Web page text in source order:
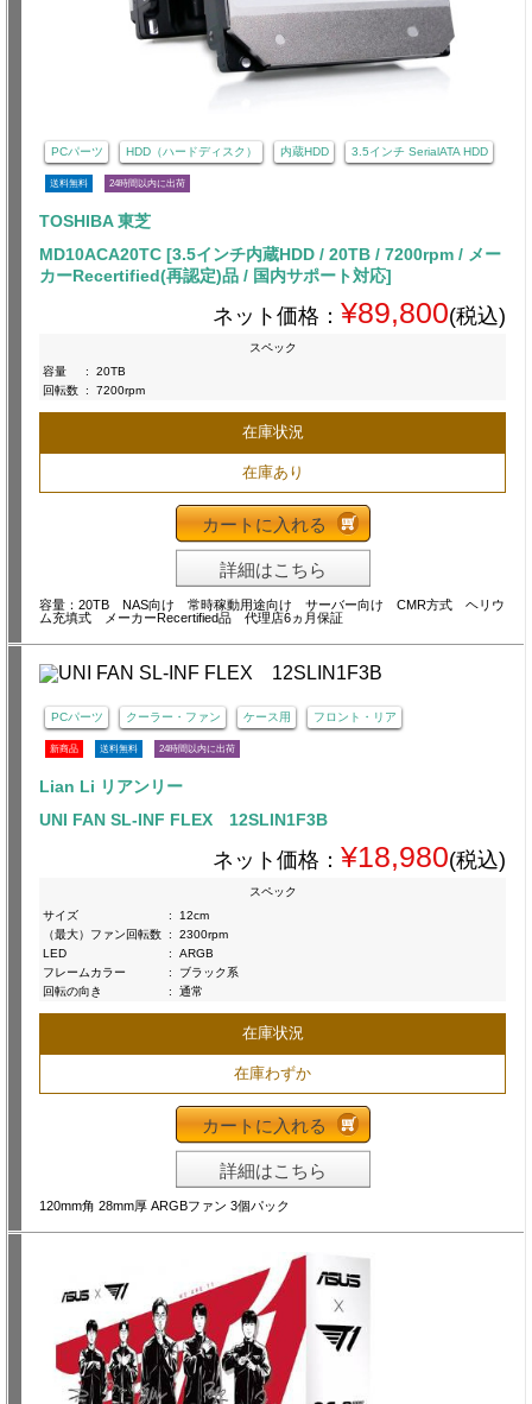
PCパーツ HDD（ハードディスク） 内蔵HDD 3.5インチ SerialATA HDD
送料無料 24時間以内に出荷
TOSHIBA 東芝
MD10ACA20TC [3.5インチ内蔵HDD / 20TB / 7200rpm / メー
カーRecertified(再認定)品 / 国内サポート対応]
ネット価格： ¥89,800(税込)
スペック
容量
:
20TB
回転数 : 7200rpm
在庫状況
在庫あり
カートに入れる
詳細はこちら
容量：20TB NAS向け 常時稼動用途向け サーバー向け CMR方式 ヘリウ
ム充填式 メーカーRecertified品 代理店6ヵ月保証
PCパーツ クーラー・ファン ケース用 フロント・リア
新商品 送料無料 24時間以内に出荷
Lian Li リアンリー
UNI FAN SL-INF FLEX 12SLIN1F3B
ネット価格： ¥18,980(税込)
スペック
サイズ
:
12cm
（最大）ファン回転数 :
2300rpm
LED
:
ARGB
フレームカラー
:
ブラック系
回転の向き
: 通常
在庫状況
在庫わずか
カートに入れる
詳細はこちら
120mm角 28mm厚 ARGBファン 3個パック